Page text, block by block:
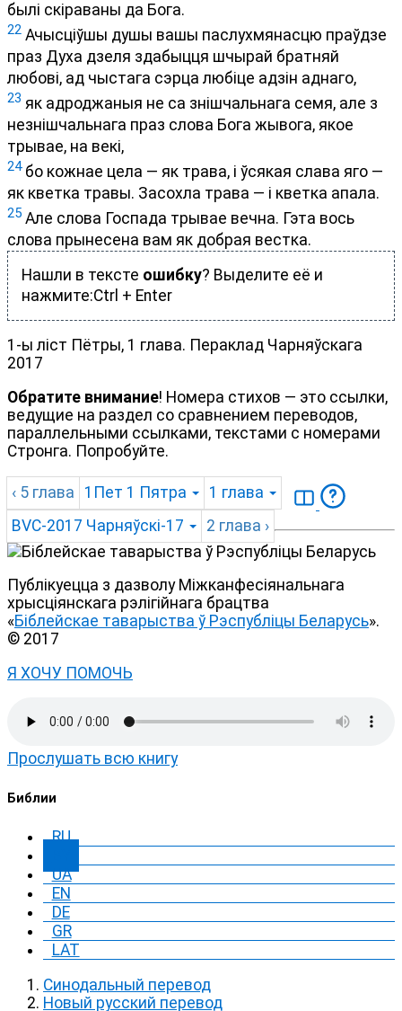
былі скіраваны да Бога.
22 Ачысціўшы душы вашы паслухмянасцю праўдзе
праз Духа дзеля здабыцця шчырай братняй
любові, ад чыстага сэрца любіце адзін аднаго,
23 як адроджаныя не са знішчальнага семя, але з
незнішчальнага праз слова Бога жывога, якое
трывае, на векі,
24бо кожнае цела — як трава, і ўсякая слава яго —
як кветка травы. Засохла трава — і кветка апала.
25 Але слова Госпада трывае вечна. Гэта вось
слова прынесена вам як добрая вестка.
Нашли в тексте ошибку? Выделите её и
нажмите:Ctrl + Enter
1-ы ліст Пётры, 1 глава. Пераклад Чарняўскага
2017
Обратите внимание! Номера стихов — это ссылки,
ведущие на раздел со сравнением переводов,
параллельными ссылками, текстами с номерами
Стронга. Попробуйте.
‹ 5 глава 1Пет 1 Пятра 1 глава
BVC-2017 Чарняўскі-17 2 глава ›
Публікуецца з дазволу Міжканфесіянальнага
хрысціянскага рэлігійнага брацтва
«Біблейскае таварыства ў Рэспубліцы Беларусь».
© 2017
Я ХОЧУ ПОМОЧЬ
Прослушать всю книгу
Библии
RU
UA
EN
DE
GR
LAT
Синодальный перевод
Новый русский перевод